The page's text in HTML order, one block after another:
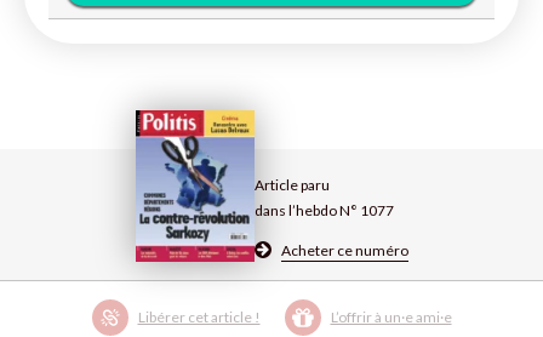
Article paru
dans l’hebdo N° 1077
Acheter ce numéro
Libérer cet article ! L’offrir à un·e ami·e